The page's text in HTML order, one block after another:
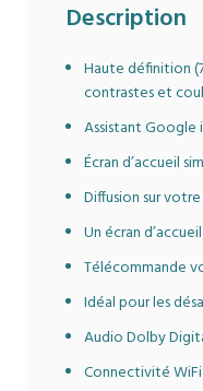
Description
Haute définition
contrastes et
Assistant Google
Écran d’accueil
Diffusion sur
Un écran
Télécommande
Idéal pour les
Audio Dolby
Connectivité
de 20 W et canaux de
sortie audio 2.0. Les
DTS Virtual:X, DTS-
Dolby Atmos,